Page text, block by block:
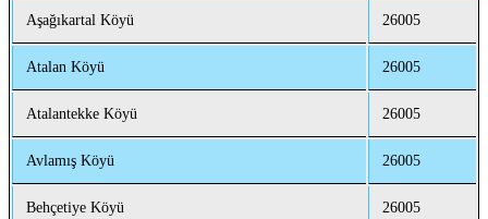
Aşağıkartal Köyü 26005
Atalan Köyü 26005
Atalantekke Köyü 26005
Avlamış Köyü 26005
Behçetiye Köyü 26005